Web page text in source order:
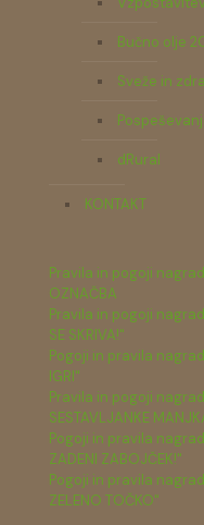
Bučno olje
Sveže in
dRural
KONTAKT
Pravila in pogoji
OZNAČBA
Pravila in pogoji
SE SKRIVA!"
Pogoji in pravila
IGRI"
Pravila in pogoji
SESTAVLJANKE
Pogoji in pravila
ZADENI ZABOJČEK!"
Pogoji in pravila
ZELENO TOČKO"